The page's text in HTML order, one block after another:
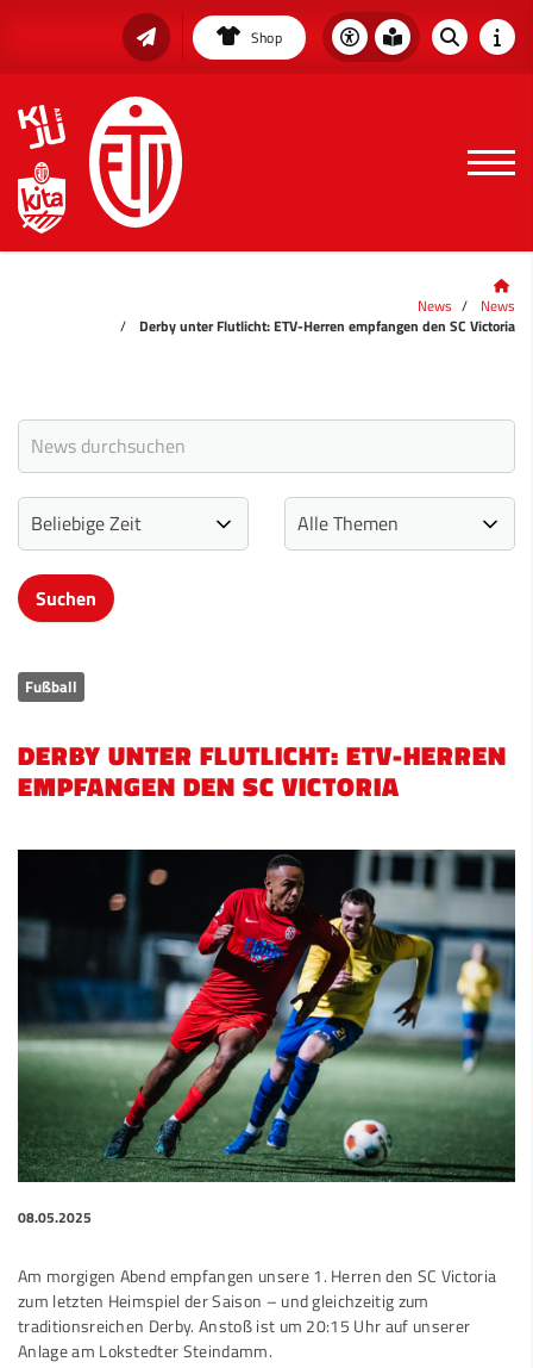
Shop
News
News
Derby unter Flutlicht: ETV-Herren empfangen den SC Victoria
Fußball
DERBY UNTER FLUTLICHT: ETV-HERREN
EMPFANGEN DEN SC VICTORIA
08.05.2025
Am morgigen Abend empfangen unsere 1. Herren den SC Victoria
zum letzten Heimspiel der Saison – und gleichzeitig zum
traditionsreichen Derby. Anstoß ist um 20:15 Uhr auf unserer
Anlage am Lokstedter Steindamm.